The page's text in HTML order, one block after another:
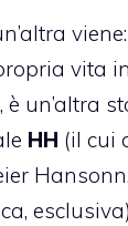
viene:
vita
è un’altra
HH (il cui